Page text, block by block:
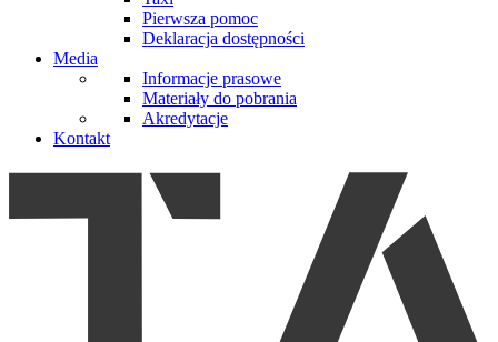
Pierwsza pomoc
Deklaracja dostępności
Media
Informacje prasowe
Materiały do pobrania
Akredytacje
Kontakt